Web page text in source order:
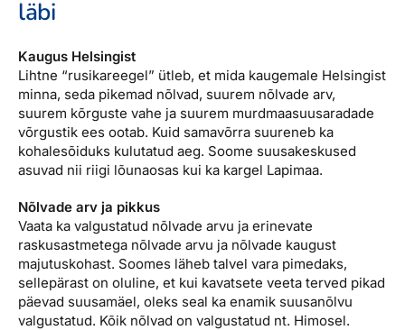
Reisija meelespea
Püsisoodustused
Boonuspunktid
Kontaktid
Reisikonsultandi teenus
Tule tööle
Uudised
läbi
Kaugus Helsingist
Lihtne “rusikareegel” ütleb, et mida kaugemale Helsingist
minna, seda pikemad nõlvad, suurem nõlvade arv,
suurem kõrguste vahe ja suurem murdmaasuusaradade
võrgustik ees ootab. Kuid samavõrra suureneb ka
kohalesõiduks kulutatud aeg. Soome suusakeskused
asuvad nii riigi lõunaosas kui ka kargel Lapimaa.
Nõlvade arv ja pikkus
Vaata ka valgustatud nõlvade arvu ja erinevate
raskusastmetega nõlvade arvu ja nõlvade kaugust
majutuskohast. Soomes läheb talvel vara pimedaks,
sellepärast on oluline, et kui kavatsete veeta terved pikad
päevad suusamäel, oleks seal ka enamik suusanõlvu
valgustatud. Kõik nõlvad on valgustatud nt. Himosel.